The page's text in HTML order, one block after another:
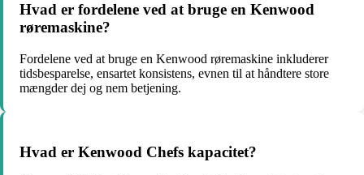
Hvad er fordelene ved at bruge en Kenwood
røremaskine?
Fordelene ved at bruge en Kenwood røremaskine inkluderer
tidsbesparelse, ensartet konsistens, evnen til at håndtere store
mængder dej og nem betjening.
Hvad er Kenwood Chefs kapacitet?